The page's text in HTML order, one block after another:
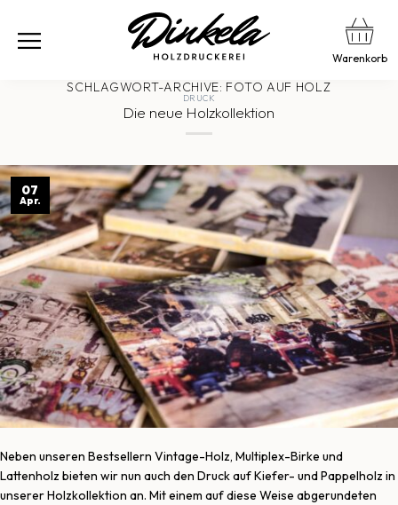
Warenkorb
SCHLAGWORT-ARCHIVE: FOTO AUF HOLZ
DRUCK
Die neue Holzkollektion
07
Apr.
Neben unseren Bestsellern Vintage-Holz, Multiplex-Birke und
Lattenholz bieten wir nun auch den Druck auf Kiefer- und Pappelholz in
unserer Holzkollektion an. Mit einem auf diese Weise abgerundeten